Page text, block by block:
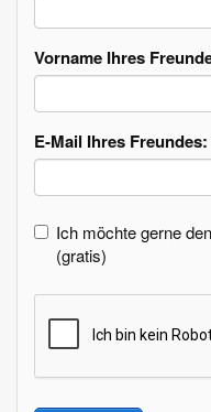
Vorname Ihres
E-Mail Ihres Freundes:
Ich möchte gerne
(gratis)